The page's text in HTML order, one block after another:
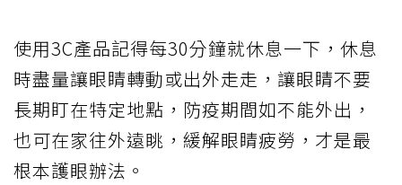
使用3C產品記得每30分鐘就休息一下，休息
時盡量讓眼睛轉動或出外走走，讓眼睛不要
長期盯在特定地點，防疫期間如不能外出，
也可在家往外遠眺，緩解眼睛疲勞，才是最
根本護眼辦法。